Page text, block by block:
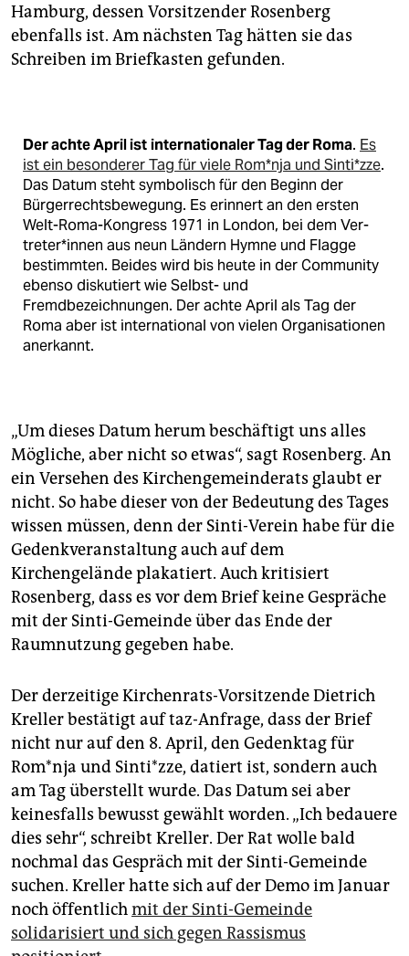
Hamburg, dessen Vorsitzender Rosenberg
ebenfalls ist. Am nächsten Tag hätten sie das
Schreiben im Briefkasten gefunden.
Der achte April istinternationaler Tag der Roma. Es
ist ein besonderer Tag für viele Rom*­nja und Sin­ti*z­ze.
Das Datum steht symbolisch für den Beginn der
Bürgerrechtsbewegung. Es erinnert an den ersten
Welt-Roma-Kongress 1971 in London, bei dem Ver­
tre­te­r*in­nen aus neun Ländern Hymne und Flagge
bestimmten. Beides wird bis heute in der Community
ebenso diskutiert wie Selbst- und
Fremdbezeichnungen. Der achte April als Tag der
Roma aber ist international von vielen Organisationen
anerkannt.
„Um dieses Datum herum beschäftigt uns alles
Mögliche, aber nicht so etwas“, sagt Rosenberg. An
ein Versehen des Kirchengemeinderats glaubt er
nicht. So habe dieser von der Bedeutung des Tages
wissen müssen, denn der Sinti-Verein habe für die
Gedenkveranstaltung auch auf dem
Kirchengelände plakatiert. Auch kritisiert
Rosenberg, dass es vor dem Brief keine Gespräche
mit der Sinti-Gemeinde über das Ende der
Raumnutzung gegeben habe.
Der derzeitige Kirchenrats-Vorsitzende Dietrich
Kreller bestätigt auf taz-Anfrage, dass der Brief
nicht nur auf den 8. April, den Gedenktag für
Rom*­nja und Sinti*zze, datiert ist, sondern auch
am Tag überstellt wurde. Das Datum sei aber
keinesfalls bewusst gewählt worden. „Ich bedauere
dies sehr“, schreibt Kreller. Der Rat wolle bald
nochmal das Gespräch mit der Sinti-Gemeinde
suchen. Kreller hatte sich auf der Demo im Januar
noch öffentlichmit der Sinti-Gemeinde
solidarisiert und sich gegen Rassismus